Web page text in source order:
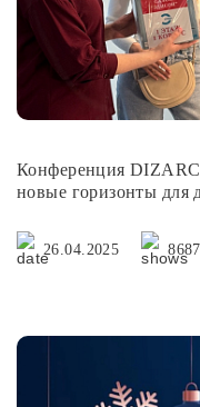
Конференция
новые горизонты для
26.04.2025 8687